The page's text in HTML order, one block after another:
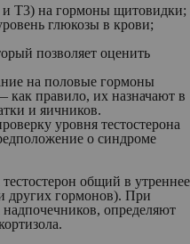
Т3) на гормоны щитовидки;
глюкозы в крови;
позволяет оценить
на половые гормоны
как правило, их назначают в
и яичников.
уровня тестостерона
о синдроме
общий в утреннее
других гормонов). При
определяют